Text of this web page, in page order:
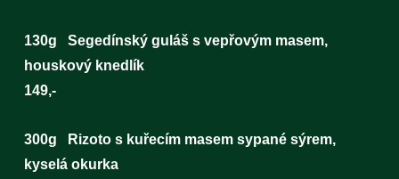
130g Segedínský guláš s vepřovým masem,
houskový knedlík
149,-
300g Rizoto s kuřecím masem sypané sýrem,
kyselá okurka